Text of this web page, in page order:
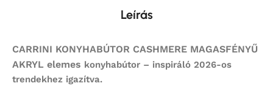
Leírás
CARRINI KONYHABÚTOR CASHMERE MAGASFÉNYŰ
AKRYL elemes konyhabútor – inspiráló 2026-os
trendekhez igazítva.